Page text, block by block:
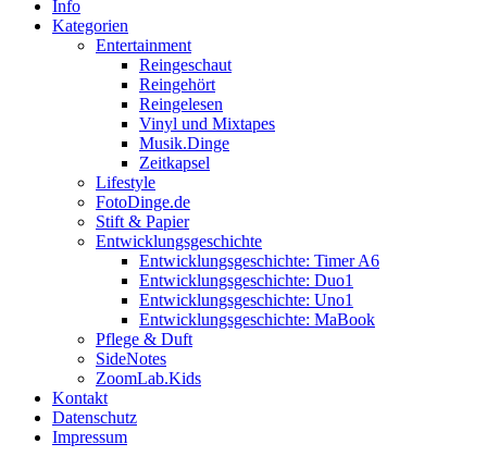
Info
Kategorien
Entertainment
Reingeschaut
Reingehört
Reingelesen
Vinyl und Mixtapes
Musik.Dinge
Zeitkapsel
Lifestyle
FotoDinge.de
Stift & Papier
Entwicklungsgeschichte
Entwicklungsgeschichte: Timer A6
Entwicklungsgeschichte: Duo1
Entwicklungsgeschichte: Uno1
Entwicklungsgeschichte: MaBook
Pflege & Duft
SideNotes
ZoomLab.Kids
Kontakt
Datenschutz
Impressum